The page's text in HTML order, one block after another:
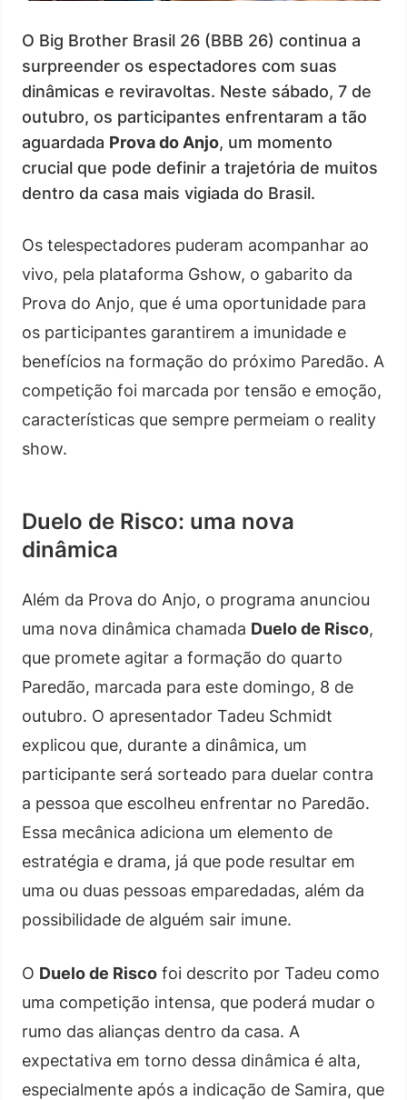
O Big Brother Brasil 26 (BBB 26) continua a
surpreender os espectadores com suas
dinâmicas e reviravoltas. Neste sábado, 7 de
outubro, os participantes enfrentaram a tão
aguardada Prova do Anjo, um momento
crucial que pode definir a trajetória de muitos
dentro da casa mais vigiada do Brasil.
Os telespectadores puderam acompanhar ao
vivo, pela plataforma Gshow, o gabarito da
Prova do Anjo, que é uma oportunidade para
os participantes garantirem a imunidade e
benefícios na formação do próximo Paredão. A
competição foi marcada por tensão e emoção,
características que sempre permeiam o reality
show.
Duelo de Risco: uma nova
dinâmica
Além da Prova do Anjo, o programa anunciou
uma nova dinâmica chamada Duelo de Risco,
que promete agitar a formação do quarto
Paredão, marcada para este domingo, 8 de
outubro. O apresentador Tadeu Schmidt
explicou que, durante a dinâmica, um
participante será sorteado para duelar contra
a pessoa que escolheu enfrentar no Paredão.
Essa mecânica adiciona um elemento de
estratégia e drama, já que pode resultar em
uma ou duas pessoas emparedadas, além da
possibilidade de alguém sair imune.
O Duelo de Risco foi descrito por Tadeu como
uma competição intensa, que poderá mudar o
rumo das alianças dentro da casa. A
expectativa em torno dessa dinâmica é alta,
especialmente após a indicação de Samira, que